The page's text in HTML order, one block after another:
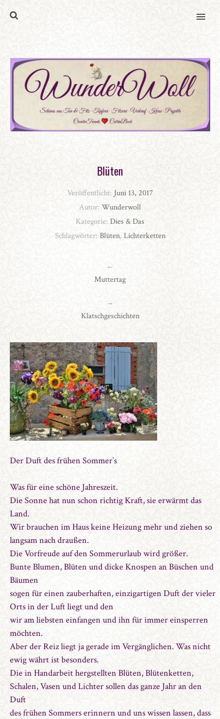
MENU
Der Duft des frühen Sommer`s
Was für eine schöne Jahreszeit.
Die Sonne hat nun schon richtig Kraft, sie erwärmt das
Land.
Wir brauchen im Haus keine Heizung mehr und ziehen so
langsam nach draußen.
Die Vorfreude auf den Sommerurlaub wird größer.
Bunte Blumen, Blüten und dicke Knospen an Büschen und
Bäumen
sogen für einen zauberhaften, einzigartigen Duft der vieler
Orts in der Luft liegt und den
wir am liebsten einfangen und ihn für immer einsperren
möchten.
Aber der Reiz liegt ja gerade im Vergänglichen. Was nicht
ewig währt ist besonders.
Die in Handarbeit hergstellten Blüten, Blütenketten,
Schalen, Vasen und Lichter sollen das ganze Jahr an den
Duft
des frühen Sommers erinnern und uns wissen lassen, dass
Blüten
Veröffentlicht: Juni 13, 2017
Autor: Wunderwoll
Kategorie: Dies & Das
Schlagwörter: Blüten, Lichterketten
←
Muttertag
→
Klatschgeschichten